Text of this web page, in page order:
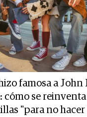
famosa a John
cómo se
"para no hacer